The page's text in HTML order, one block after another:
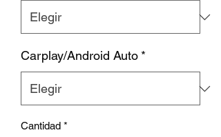
Carplay/Android Auto *
Cantidad *